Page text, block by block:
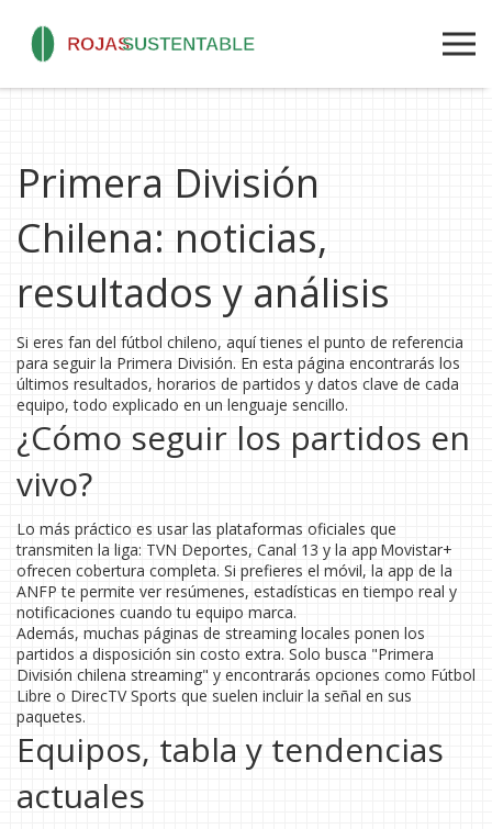
Primera División
Chilena: noticias,
resultados y análisis
Si eres fan del fútbol chileno, aquí tienes el punto de referencia
para seguir la Primera División. En esta página encontrarás los
últimos resultados, horarios de partidos y datos clave de cada
equipo, todo explicado en un lenguaje sencillo.
¿Cómo seguir los partidos en
vivo?
Lo más práctico es usar las plataformas oficiales que
transmiten la liga: TVN Deportes, Canal 13 y la app Movistar+
ofrecen cobertura completa. Si prefieres el móvil, la app de la
ANFP te permite ver resúmenes, estadísticas en tiempo real y
notificaciones cuando tu equipo marca.
Además, muchas páginas de streaming locales ponen los
partidos a disposición sin costo extra. Solo busca "Primera
División chilena streaming" y encontrarás opciones como Fútbol
Libre o DirecTV Sports que suelen incluir la señal en sus
paquetes.
Equipos, tabla y tendencias
actuales